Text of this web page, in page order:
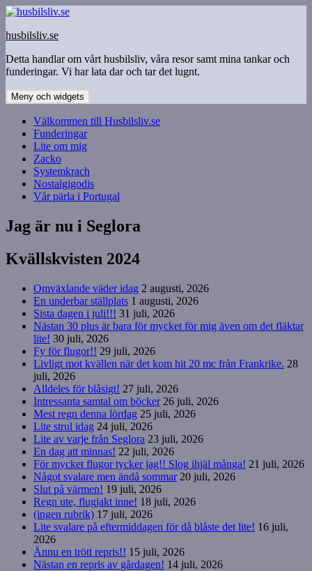
Hoppa
innehåll
husbilsliv.se
Detta handlar om vårt husbilsliv, våra resor samt mina tankar och
funderingar. Vi har lata dar och tar det lugnt.
Meny och widgets
Välkommen till Husbilsliv.se
Funderingar
Lite om mig
Zacko
Systemkrach
Nostalgigodis
Vår pärla i Portugal
Jag är nu i Seglora
Kvällskvisten 2024
Omväxlande väder idag 2 augusti, 2026
En underbar ställplats 1 augusti, 2026
Sista dagen i juli!!! 31 juli, 2026
Nästan 30 plus är bara för mycket för mig även om det fläktar
lite! 30 juli, 2026
Fy för flugor!! 29 juli, 2026
Livligt mot kvällen när det kom hit 20 mc från Frankrike. 28
juli, 2026
Alldeles för blåsigt! 27 juli, 2026
Intressanta samtal om böcker 26 juli, 2026
Mest regn denna lördag 25 juli, 2026
Lite strul idag 24 juli, 2026
Lite av varje från Seglora 23 juli, 2026
En dag att minnas! 22 juli, 2026
För mycket flugor tycker jag!! Slog ihjäl många! 21 juli, 2026
Något svalare men ändå sommar 20 juli, 2026
Slut på värmen! 19 juli, 2026
Regn ute, flugjakt inne! 18 juli, 2026
(ingen rubrik) 17 juli, 2026
Lite svalare på eftermiddagen för då blåste det lite! 16 juli,
2026
Ännu en trött repris!! 15 juli, 2026
Nästan en repris av gårdagen! 14 juli, 2026